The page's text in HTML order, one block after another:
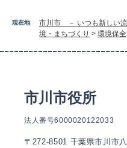
現在地 市川市 － いつも新しい流
境・まちづくり > 環境保全
市川市役所
法人番号6000020122033
〒272-8501 千葉県市川市